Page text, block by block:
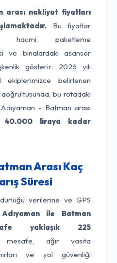
arası nakliyat fiyatları
Bu fiyatlar
hacmi, paketleme
ve binalardaki asansör
gösterir. 2026 yılı
ekiplerimizce belirlenen
bu rotadaki
Adıyaman - Batman arası
40.000 liraya kadar
Arası Kaç
Süresi
verilerine ve GPS
Adıyaman ile Batman
yaklaşık 225
ağır vasıta
ve yol güvenliği